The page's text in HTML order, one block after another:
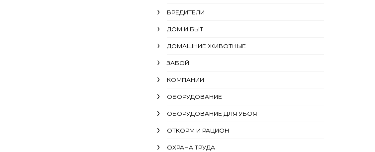
ВРЕДИТЕЛИ
ДОМ И БЫТ
ДОМАШНИЕ ЖИВОТНЫЕ
ЗАБОЙ
КОМПАНИИ
ОБОРУДОВАНИЕ
ОБОРУДОВАНИЕ ДЛЯ УБОЯ
ОТКОРМ И РАЦИОН
ОХРАНА ТРУДА